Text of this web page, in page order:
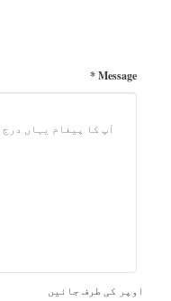
Message *
اوپر کی طرف جائیں